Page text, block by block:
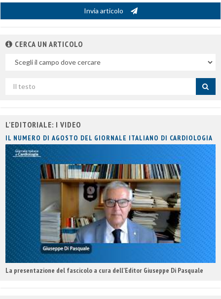
Invia articolo
CERCA UN ARTICOLO
Nel
Cerca
L'EDITORIALE: I VIDEO
IL NUMERO DI AGOSTO DEL GIORNALE ITALIANO DI CARDIOLOGIA
La presentazione del fascicolo a cura dell'Editor Giuseppe Di Pasquale